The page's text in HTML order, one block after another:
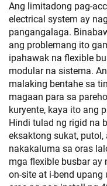
Ang limitadong pag-
electrical system ay
pangangalaga.
ang problemang ito
ipahawak na flexible
modular na sistema.
malaking bentahe sa
magaan para sa
kuryente, kaya ito ang
Hindi tulad ng rigid na
eksaktong sukat,
nakakaluma sa oras
mga flexible busbar
on-site at i-bend